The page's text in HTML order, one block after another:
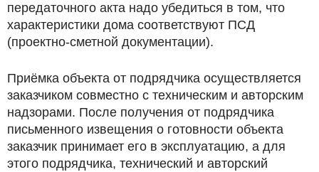
передаточного акта надо убедиться в том, что
характеристики дома соответствуют ПСД
(проектно-сметной документации).
Приёмка объекта от подрядчика осуществляется
заказчиком совместно с техническим и авторским
надзорами. После получения от подрядчика
письменного извещения о готовности объекта
заказчик принимает его в эксплуатацию, а для
этого подрядчика, технический и авторский